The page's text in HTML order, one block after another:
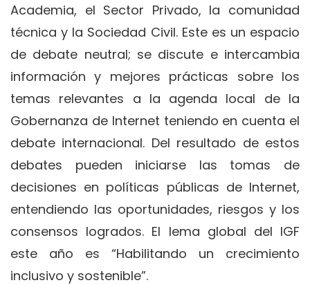
Academia, el Sector Privado, la comunidad
técnica y la Sociedad Civil. Este es un espacio
de debate neutral; se discute e intercambia
información y mejores prácticas sobre los
temas relevantes a la agenda local de la
Gobernanza de Internet teniendo en cuenta el
debate internacional. Del resultado de estos
debates pueden iniciarse las tomas de
decisiones en políticas públicas de Internet,
entendiendo las oportunidades, riesgos y los
consensos logrados. El lema global del IGF
este año es “Habilitando un crecimiento
inclusivo y sostenible”.